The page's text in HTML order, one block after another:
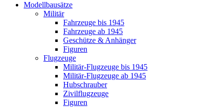
Modellbausätze
Militär
Fahrzeuge bis 1945
Fahrzeuge ab 1945
Geschütze & Anhänger
Figuren
Flugzeuge
Militär-Flugzeuge bis 1945
Militär-Flugzeuge ab 1945
Hubschrauber
Zivilflugzeuge
Figuren